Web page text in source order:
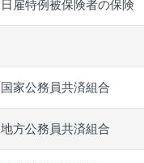
日雇特例被保険者の保険
国家公務員共済組合
地方公務員共済組合